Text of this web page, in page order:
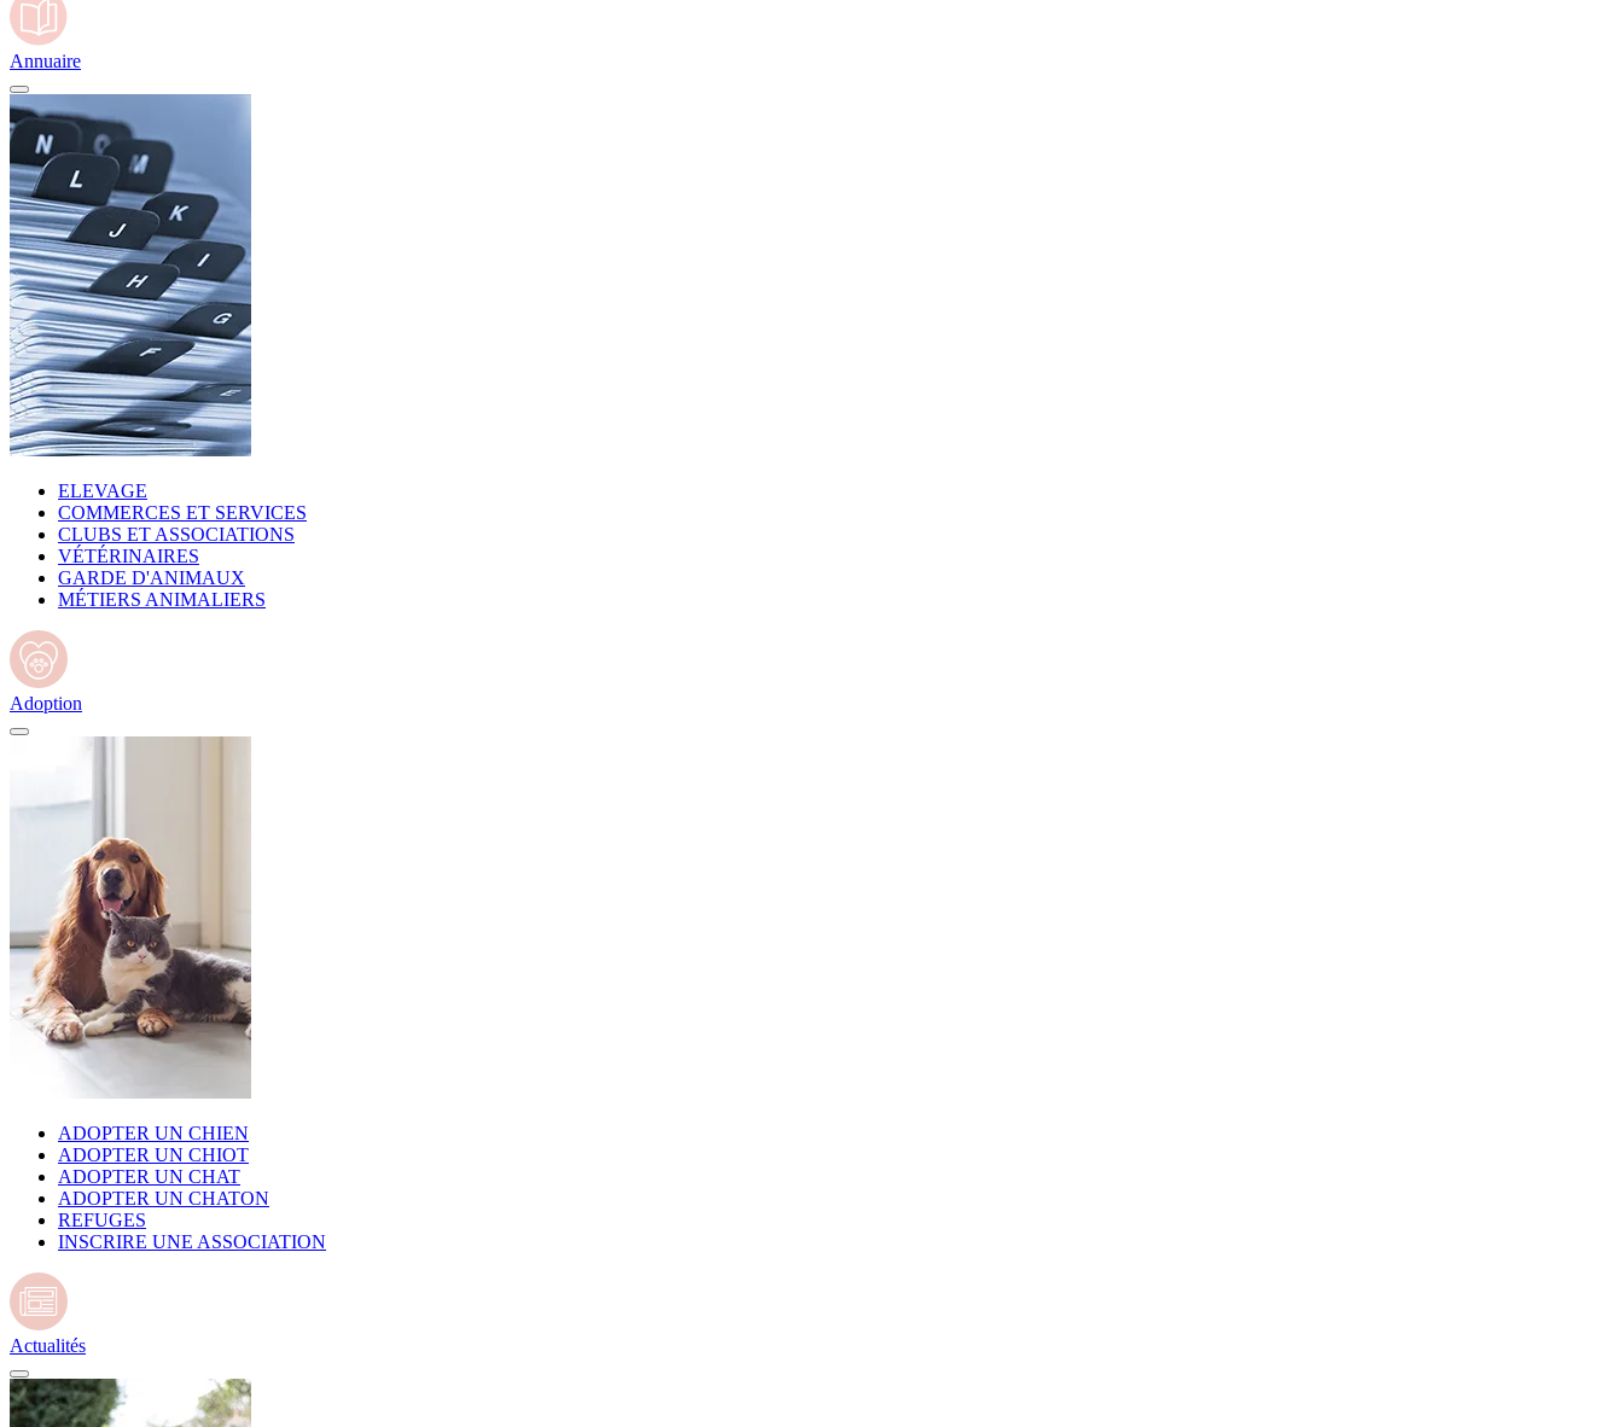
Annuaire
ELEVAGE
COMMERCES ET SERVICES
CLUBS ET ASSOCIATIONS
VÉTÉRINAIRES
GARDE D'ANIMAUX
MÉTIERS ANIMALIERS
Adoption
ADOPTER UN CHIEN
ADOPTER UN CHIOT
ADOPTER UN CHAT
ADOPTER UN CHATON
REFUGES
INSCRIRE UNE ASSOCIATION
Actualités